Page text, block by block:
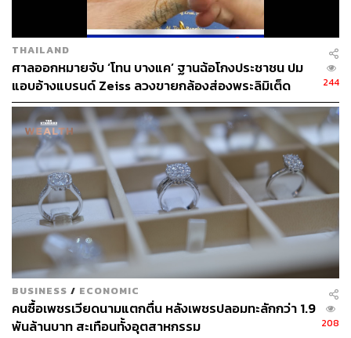
THAILAND
ศาลออกหมายจับ ‘โทน บางแค’ ฐานฉ้อโกงประชาชน ปม
แอบอ้างแบรนด์ Zeiss ลวงขายกล้องส่องพระลิมิเต็ด
244
BUSINESS / ECONOMIC
คนซื้อเพชรเวียดนามแตกตื่น หลังเพชรปลอมทะลักกว่า 1.9
พันล้านบาท สะเทือนทั้งอุตสาหกรรม
208